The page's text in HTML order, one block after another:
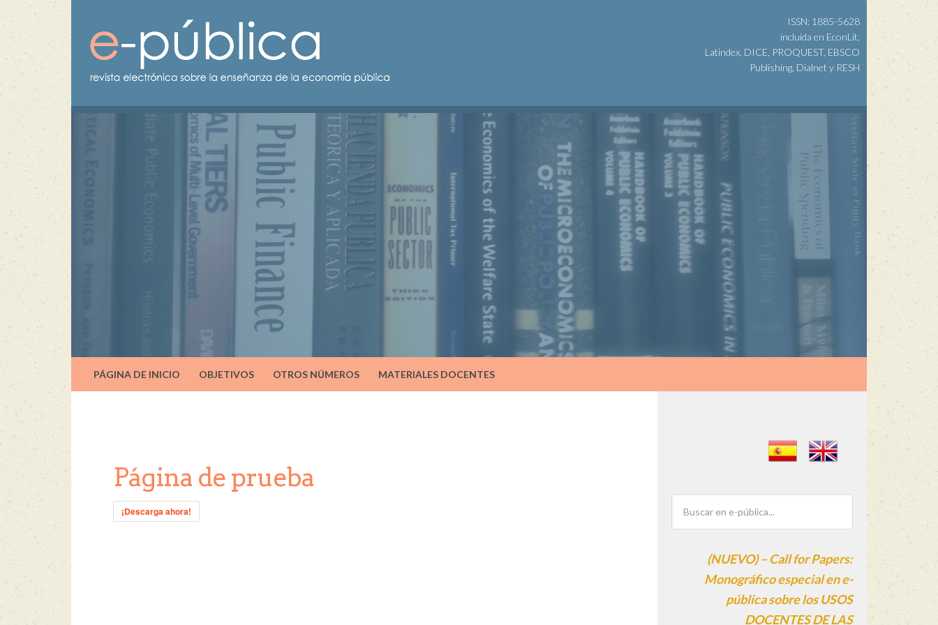
ISSN: 1885-5628
incluida en EconLit,
Latindex, DICE, PROQUEST, EBSCO
Publishing, Dialnet y RESH
PÁGINA DE INICIO OBJETIVOS OTROS NÚMEROS MATERIALES DOCENTES
Página de prueba
¡Descarga ahora!
(NUEVO) – Call for Papers:
Monográfico especial en e-
pública sobre los USOS
DOCENTES DE LAS